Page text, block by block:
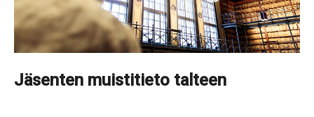
Jäsenten muistitieto talteen